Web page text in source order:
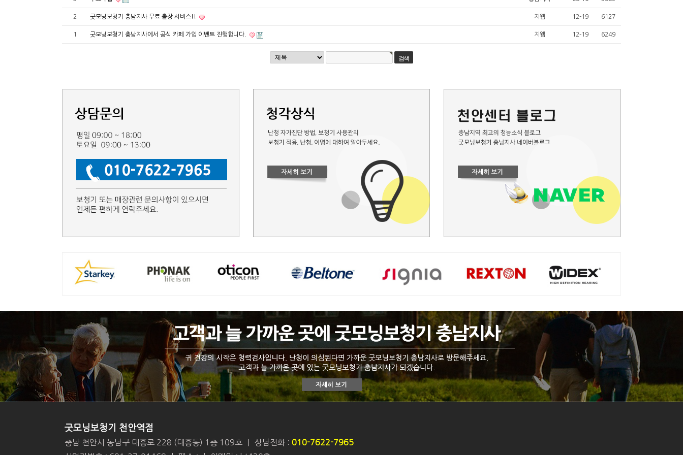
2 굿모닝보청기 충남지사 무료 출장 서비스!! 지웹 12-19 6127
1 굿모닝보청기 충남지사에서 공식 카페 가입 이벤트 진행합니다. 지웹 12-19 6249
굿모닝보청기 천안역점
충남 천안시 동남구 대흥로 228 (대흥동) 1층 109호 상담전화 : 010-7622-7965